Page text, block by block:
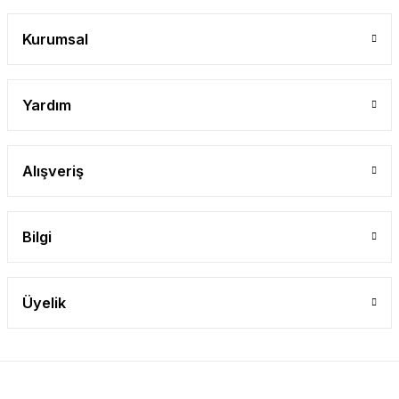
Kurumsal
Yardım
Alışveriş
Bilgi
Üyelik